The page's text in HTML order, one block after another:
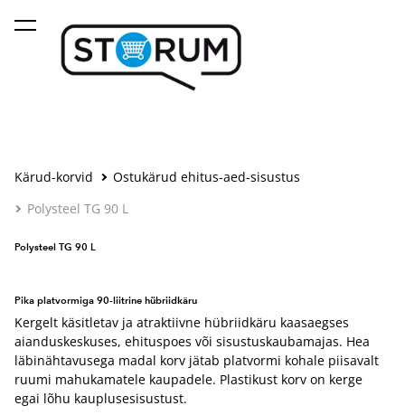
lisati ostukorvi. Vaata ostukorvi
Kärud-korvid
Ostukärud ehitus-aed-sisustus
Polysteel TG 90 L
Polysteel TG 90 L
Pika platvormiga 90-liitrine hübriidkäru
Kergelt käsitletav ja atraktiivne hübriidkäru kaasaegses
aianduskeskuses, ehituspoes või sisustuskaubamajas. Hea
läbinähtavusega madal korv jätab platvormi kohale piisavalt
ruumi mahukamatele kaupadele. Plastikust korv on kerge
egai lõhu kauplusesisustust.